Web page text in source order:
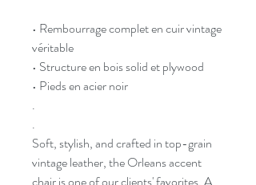
• Rembourrage complet en cuir vintage
véritable
• Structure en bois solid et plywood
• Pieds en acier noir
.
.
Soft, stylish, and crafted in top-grain
vintage leather, the Orleans accent